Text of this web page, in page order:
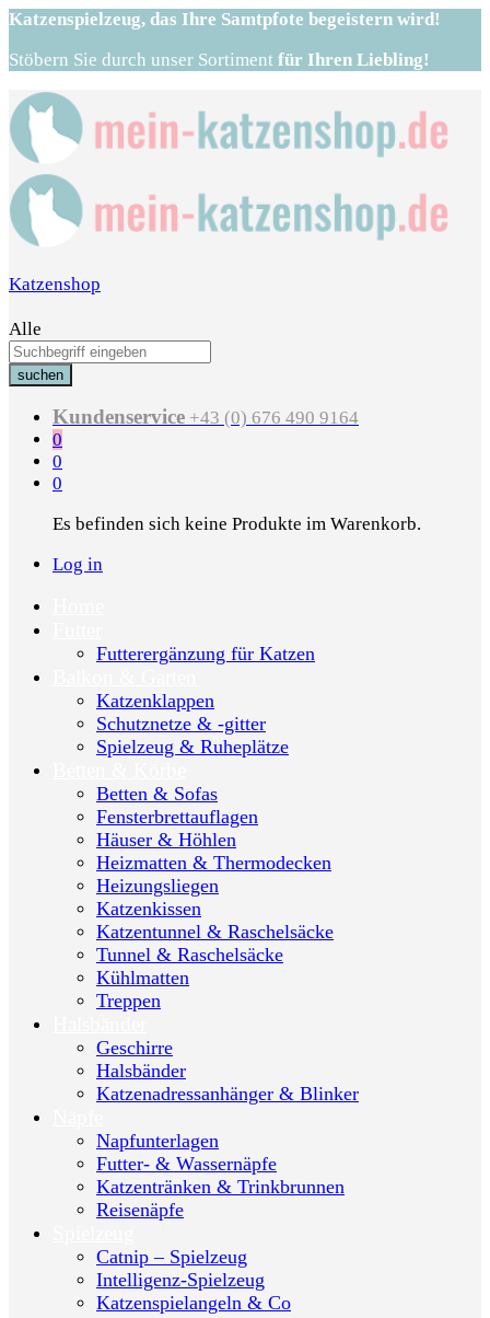
Katzenspielzeug, das Ihre Samtpfote begeistern wird!
Stöbern Sie durch unser Sortiment für Ihren Liebling!
Katzenshop
Alle
suchen
Kundenservice +43 (0) 676 490 9164
0
0
0
Es befinden sich keine Produkte im Warenkorb.
Log in
Futterergänzung für Katzen
Katzenklappen
Schutznetze & -gitter
Spielzeug & Ruheplätze
Betten & Sofas
Fensterbrettauflagen
Häuser & Höhlen
Heizmatten & Thermodecken
Heizungsliegen
Katzenkissen
Katzentunnel & Raschelsäcke
Tunnel & Raschelsäcke
Kühlmatten
Treppen
Geschirre
Halsbänder
Katzenadressanhänger & Blinker
Napfunterlagen
Futter- & Wassernäpfe
Katzentränken & Trinkbrunnen
Reisenäpfe
Catnip – Spielzeug
Intelligenz-Spielzeug
Katzenspielangeln & Co